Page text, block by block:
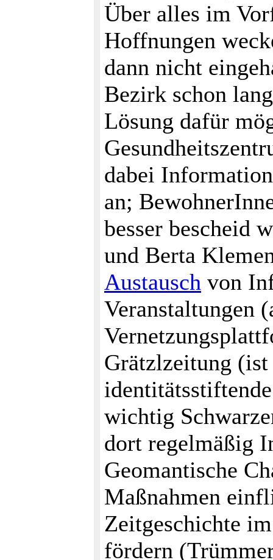
Über alles im
Hoffnungen
dann nicht
Bezirk schon
Lösung dafür
dabei
an;
besser bescheid
und Berta
Austausch von
Veranstaltungen
Grätzlzeitung
wichtig
dort regelmäßig
Geomantische
Maßnahmen
Zeitgeschichte
fördern